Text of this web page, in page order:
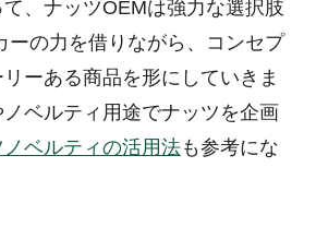
、ナッツOEMは強力な選択肢
ーの力を借りながら、コンセプ
ーある商品を形にしていきま
ベルティ用途でナッツを企画
ベルティの活用法も参考にな